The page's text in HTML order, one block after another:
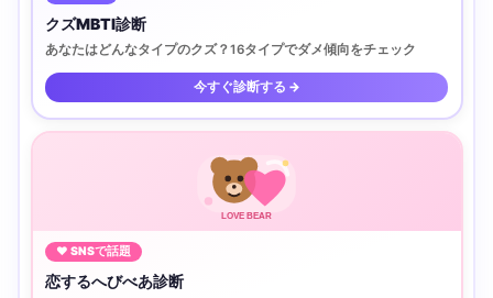
クズMBTI診断
あなたはどんなタイプのクズ？16タイプでダメ傾向をチェック
今すぐ診断する →
LOVE BEAR
♥ SNSで話題
恋するへびべあ診断